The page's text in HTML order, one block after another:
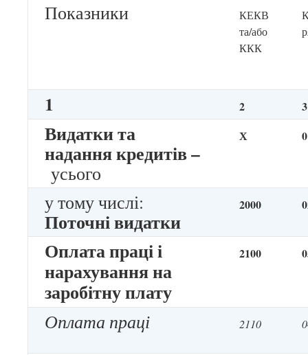
Показники
КЕКВ
та/або
ККК
1 2 3
Видатки та
надання кредитів –
усього
Х
у тому числі:
Поточні видатки
2000
Оплата праці і
нарахування на
заробітну плату
2100
Оплата праці 2110